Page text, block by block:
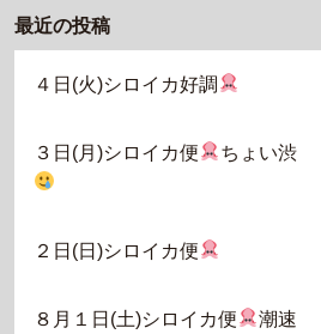
最近の投稿
４日(火)シロイカ好調
３日(月)シロイカ便 ちょい渋
２日(日)シロイカ便
８月１日(土)シロイカ便 潮速